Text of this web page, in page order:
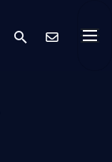
search